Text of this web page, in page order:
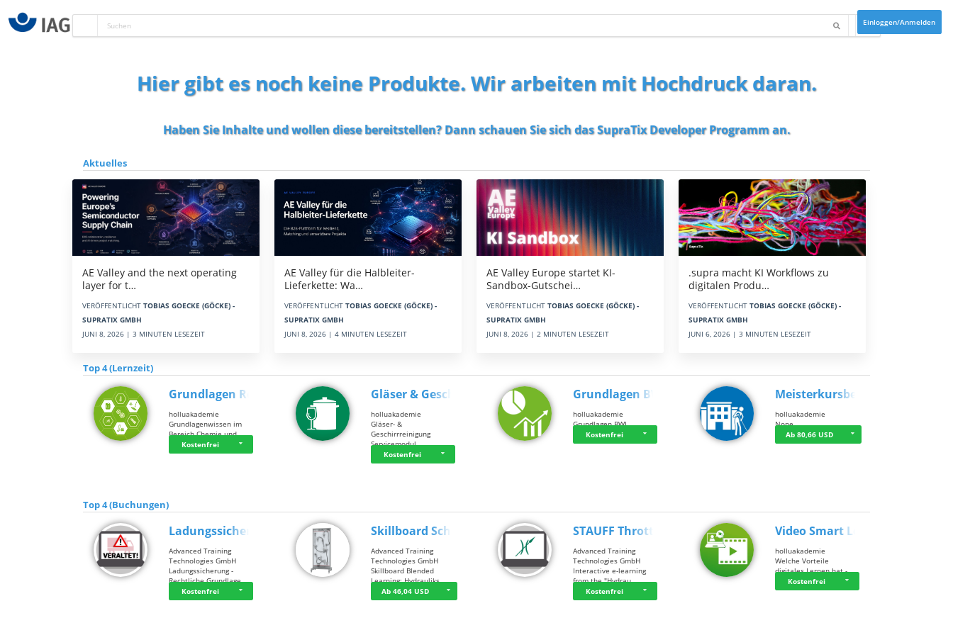
Einloggen/Anmelden
Hier gibt es noch keine Produkte. Wir arbeiten mit Hochdruck daran.
Haben Sie Inhalte und wollen diese bereitstellen? Dann schauen Sie sich dasSupraTix Developer Programman.
Aktuelles
AE Valley and the next operating
layer for t…
VERÖFFENTLICHT TOBIAS GOECKE (GÖCKE) -
SUPRATIX GMBH
JUNI 8, 2026 | 3 MINUTEN LESEZEIT
AE Valley für die Halbleiter-
Lieferkette: Wa…
VERÖFFENTLICHT TOBIAS GOECKE (GÖCKE) -
SUPRATIX GMBH
JUNI 8, 2026 | 4 MINUTEN LESEZEIT
AE Valley Europe startet KI-
Sandbox-Gutschei…
VERÖFFENTLICHT TOBIAS GOECKE (GÖCKE) -
SUPRATIX GMBH
JUNI 8, 2026 | 2 MINUTEN LESEZEIT
.supra macht KI Workflows zu
digitalen Produ…
VERÖFFENTLICHT TOBIAS GOECKE (GÖCKE) -
SUPRATIX GMBH
JUNI 6, 2026 | 3 MINUTEN LESEZEIT
Top 4 (Lernzeit)
Grundlagen Rein…
holluakademie
Grundlagenwissen im
Bereich Chemie und …
Kostenfrei
Gläser & Geschi…
holluakademie
Gläser- &
Geschirrreinigung
Servicemodul
Kostenfrei
Grundlagen BWL
holluakademie
Grundlagen BWL
Kostenfrei
Meisterkursbegl…
holluakademie
None
Ab 80,66 USD
Top 4 (Buchungen)
Ladungssicherung
Advanced Training
Technologies GmbH
Ladungssicherung -
Rechtliche Grundlage…
Kostenfrei
Skillboard Schl…
Advanced Training
Technologies GmbH
Skillboard Blended
Learning: Hydrauliks…
Ab 46,04 USD
STAUFF Throttle…
Advanced Training
Technologies GmbH
Interactive e-learning
from the "Hydrau…
Kostenfrei
Video Smart Lea…
holluakademie
Welche Vorteile
digitales Lernen hat - …
Kostenfrei